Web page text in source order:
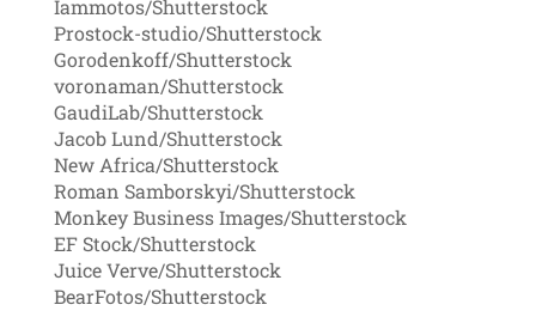
Iammotos/Shutterstock
Prostock-studio/Shutterstock
Gorodenkoff/Shutterstock
voronaman/Shutterstock
GaudiLab/Shutterstock
Jacob Lund/Shutterstock
New Africa/Shutterstock
Roman Samborskyi/Shutterstock
Monkey Business Images/Shutterstock
EF Stock/Shutterstock
Juice Verve/Shutterstock
BearFotos/Shutterstock